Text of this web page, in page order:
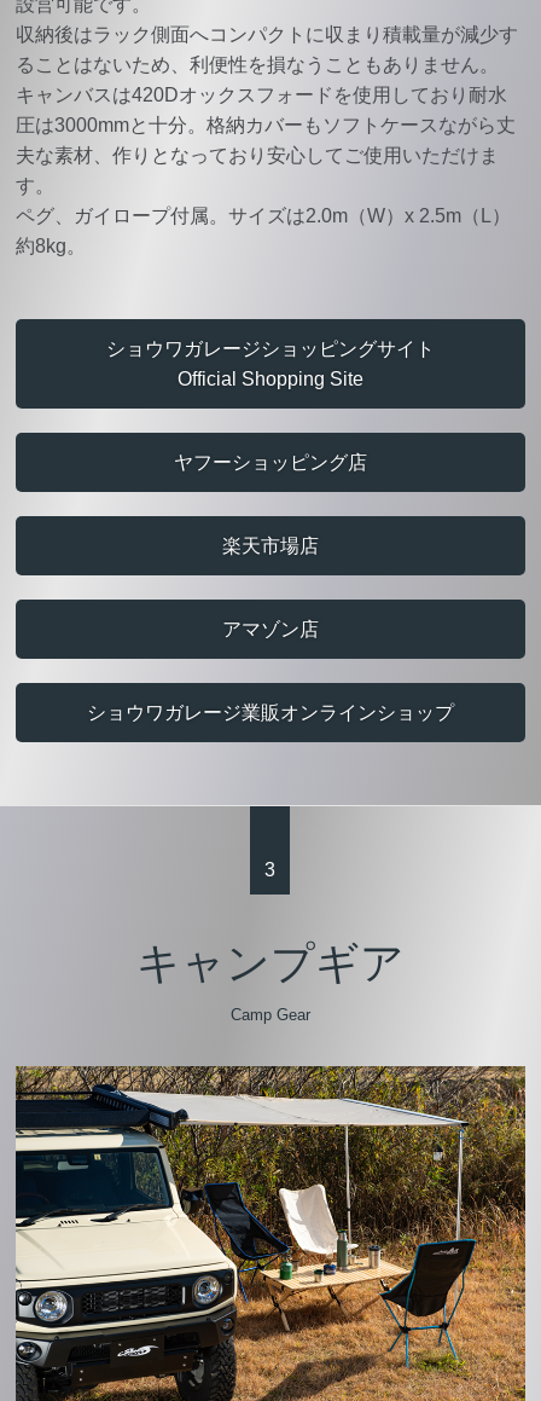
収納後はラック側面へコンパクトに収まり積載量が減少す
ることはないため、利便性を損なうこともありません。
キャンバスは420Dオックスフォードを使用しており耐水
圧は3000mmと十分。格納カバーもソフトケースながら丈
夫な素材、作りとなっており安心してご使用いただけま
す。
ペグ、ガイロープ付属。サイズは2.0m（W）x 2.5m（L）
約8kg。
ショウワガレージショッピングサイト
Official Shopping Site
ヤフーショッピング店
楽天市場店
アマゾン店
ショウワガレージ業販オンラインショップ
3
キャンプギア
Camp Gear